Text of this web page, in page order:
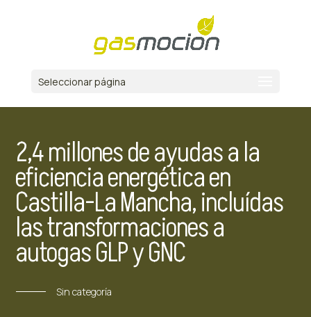
Seleccionar página
2,4 millones de ayudas a la
eficiencia energética en
Castilla-La Mancha, incluídas
las transformaciones a
autogas GLP y GNC
Sin categoría